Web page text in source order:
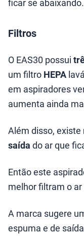
ficar se abaixando.
Filtros
O EAS30 possui
um filtro HEPA
em aspiradores
aumenta ainda
Além disso, existe
saída do ar que
Então este
melhor filtram o
A marca sugere
espuma e de